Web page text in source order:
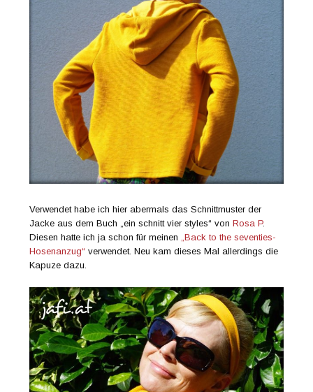
Verwendet habe ich hier abermals das Schnittmuster der
Jacke aus dem Buch „ein schnitt vier styles“ vonRosa P.
Diesen hatte ich ja schon für meinen
„Back to the seventies-
Hosenanzug“ verwendet. Neu kam dieses Mal allerdings die
Kapuze dazu.